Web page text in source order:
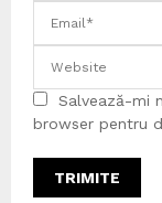
Salvează-mi
browser pentru